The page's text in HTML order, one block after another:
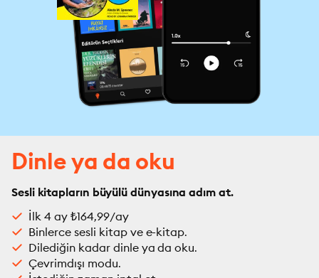
Dinle ya da oku
Sesli kitapların büyülü dünyasına adım at.
İlk 4 ay ₺164,99/ay
Binlerce sesli kitap ve e-kitap.
Dilediğin kadar dinle ya da oku.
Çevrimdışı modu.